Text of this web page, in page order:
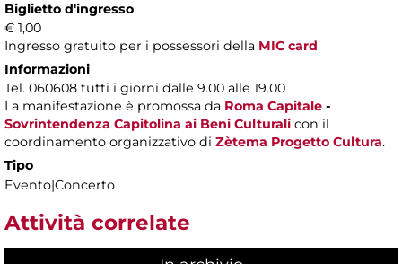
Biglietto d'ingresso
€ 1,00
Ingresso gratuito per i possessori della MIC card
Informazioni
Tel. 060608 tutti i giorni dalle 9.00 alle 19.00
La manifestazione è promossa da Roma Capitale -
Sovrintendenza Capitolina ai Beni Culturali con il
coordinamento organizzativo di Zètema Progetto Cultura.
Tipo
Evento|Concerto
Attività correlate